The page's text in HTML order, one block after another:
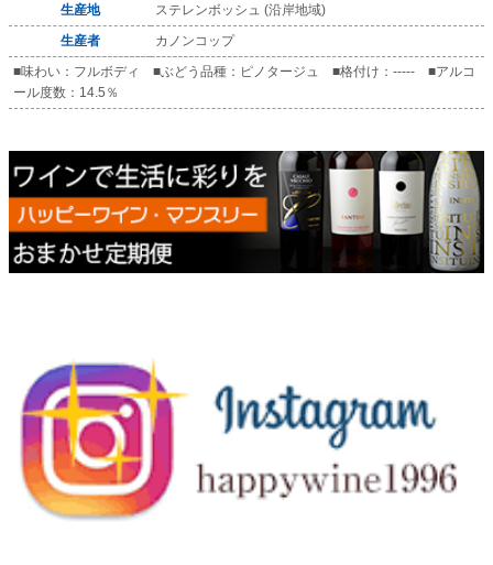
生産地
ステレンボッシュ (沿岸地域)
生産者
カノンコップ
■味わい：フルボディ ■ぶどう品種：ピノタージュ ■格付け：----- ■アルコ
ール度数：14.5％